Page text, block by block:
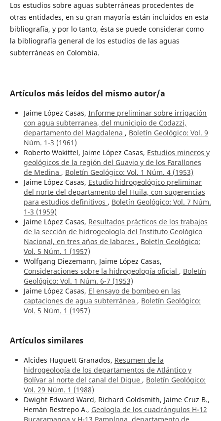
Los estudios sobre aguas subterráneas procedentes de
otras entidades, en su gran mayoría están incluidos en esta
bibliografía, y por lo tanto, ésta se puede considerar como
la bibliografía general de los estudios de las aguas
subterráneas en Colombia.
Artículos más leídos del mismo autor/a
Jaime López Casas, Informe preliminar sobre irrigación
con agua subterranea, del municipio de Codazzi,
departamento del Magdalena , Boletín Geológico: Vol. 9
Núm. 1-3 (1961)
Roberto Wokittel, Jaime López Casas, Estudios mineros y
geológicos de la región del Guavio y de los Farallones
de Medina , Boletín Geológico: Vol. 1 Núm. 4 (1953)
Jaime López Casas, Estudio hidrogeológico preliminar
del norte del departamento del Huila, con sugerencias
para estudios definitivos , Boletín Geológico: Vol. 7 Núm.
1-3 (1959)
Jaime López Casas, Resultados prácticos de los trabajos
de la sección de hidrogeología del Instituto Geológico
Nacional, en tres años de labores , Boletín Geológico:
Vol. 5 Núm. 1 (1957)
Wolfgang Diezemann, Jaime López Casas,
Consideraciones sobre la hidrogeología oficial , Boletín
Geológico: Vol. 1 Núm. 6-7 (1953)
Jaime López Casas, El ensayo de bombeo en las
captaciones de agua subterránea , Boletín Geológico:
Vol. 5 Núm. 1 (1957)
Artículos similares
Alcides Huguett Granados, Resumen de la
hidrogeología de los departamentos de Atlántico y
Bolívar al norte del canal del Dique , Boletín Geológico:
Vol. 29 Núm. 1 (1988)
Dwight Edward Ward, Richard Goldsmith, Jaime Cruz B.,
Hemán Restrepo A., Geología de los cuadrángulos H-12